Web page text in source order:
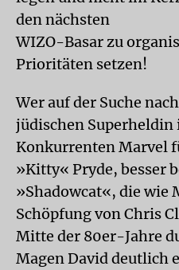
den nächsten
WIZO-Basar zu
Prioritäten setzen!
Wer auf der Suche
jüdischen Superheldin
Konkurrenten Marvel
»Kitty« Pryde, besser
»Shadowcat«, die wie
Schöpfung von Chris
Mitte der 80er-Jahre
Magen David deutlich